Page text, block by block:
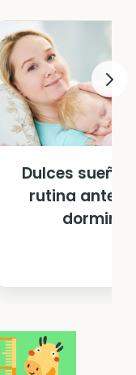
Dulces
rutina antes
dormir